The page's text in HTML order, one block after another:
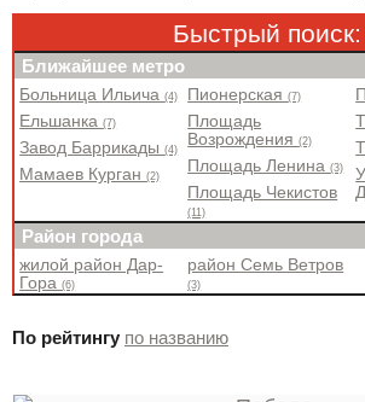
Быстрый поиск:
Ближайшее метро
Больница Ильича(4)
Ельшанка(7)
Завод Баррикады(4)
Мамаев Курган(2)
Пионерская(7)
Площадь
Возрождения(2)
Площадь Ленина(3)
Площадь Чекистов
(11)
Район города
жилой район Дар-
Гора(6)
район Семь Ветров
(3)
По рейтингу по названию